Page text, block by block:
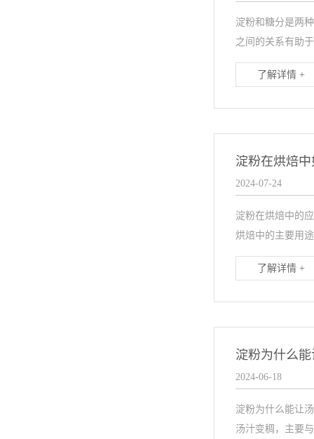
淀粉和糖分是两
之间的关系有助
了解详情 +
淀粉在烘焙
2024-07-24
淀粉在烘焙中的
烘焙中的主要用
了解详情 +
淀粉为什么
2024-06-18
淀粉为什么能让
汤汁变稠，主要